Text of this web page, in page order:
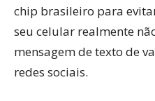
chip brasileiro para
seu celular realmente
mensagem de texto de
redes sociais.